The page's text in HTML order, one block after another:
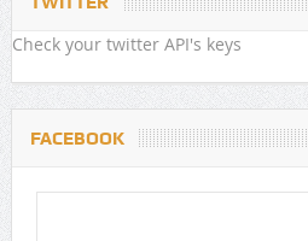
Check your twitter API's keys
FACEBOOK